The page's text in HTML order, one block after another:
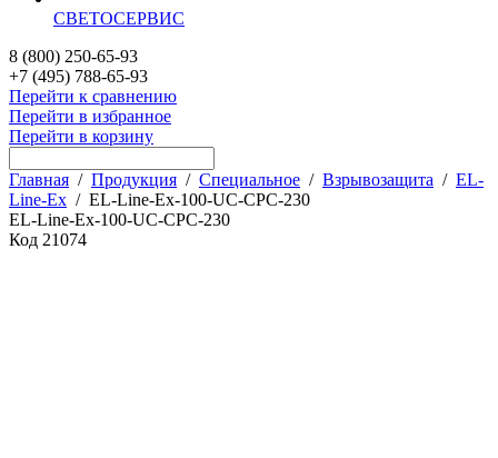
СВЕТОСЕРВИС
8 (800) 250-65-93
+7 (495) 788-65-93
Перейти к сравнению
Перейти в избранное
Перейти в корзину
Главная / Продукция / Специальное / Взрывозащита / EL-
Line-Ex / EL-Line-Ex-100-UC-CPC-230
EL-Line-Ex-100-UC-CPC-230
Код 21074